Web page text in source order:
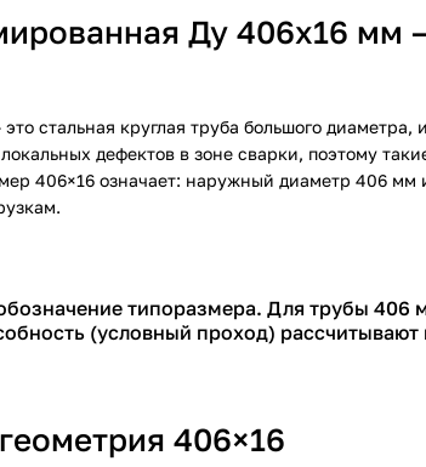
Ду 406х16 мм
стальная круглая труба большого диаметра,
дефектов в зоне сварки, поэтому
406×16 означает: наружный диаметр 406
типоразмера. Для трубы
(условный проход)
406×16